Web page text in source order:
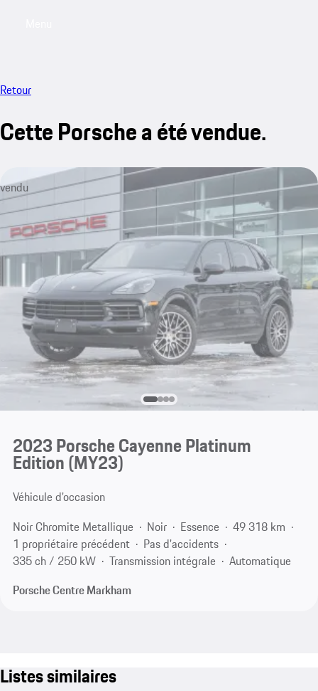
Retour
Cette Porsche a été vendue.
vendu
2023 Porsche Cayenne Platinum
Edition (MY23)
Véhicule d'occasion
Noir Chromite Metallique
Noir Essence
49 318 km
1 propriétaire précédent
Pas d'accidents
335 ch / 250 kW
Transmission intégrale
Automatique
Porsche Centre Markham
Listes similaires